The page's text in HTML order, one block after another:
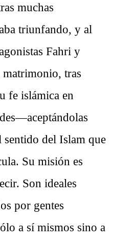
muchas
triunfando, y al
Fahri y
matrimonio, tras
fe islámica en
sentido del Islam que
Su misión es
Son ideales
por gentes
a sí mismos sino a